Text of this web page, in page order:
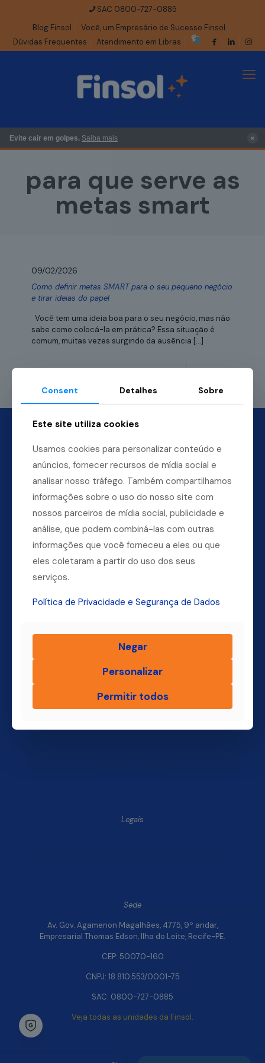
SAC 0800-727-0885
Blog Finsol
Você, um Empresário de Sucesso Finsol
Dúvidas Frequentes
Atendimento em Libras
Evite cair em golpes. Saiba mais ×
para que serve as
metas smart
09/02/2026
Como definir metas SMART para o seu pequeno negócio
e tirar ideias do papel
Você tem uma ideia boa para o seu negócio, mas não
sabe como colocá-la em prática? Essa situação é
comum, muitas vezes surgindo da ausência […]
Leia mais
Dúvidas? Ligue para a nossa central.
(11) 4004-3500
Home
Quem Somos
Blog Finsol
Onde Estamos
Legais
Sede
Av. Gov. Agamenon Magalhães, 4775, 9º andar,
Empresarial Thomas Edson, Ilha do Leite, Recife-PE.
CEP: 50070-160
CNPJ: 18.810.553/0001-75
SAC: 0800-727-0885
Veja todas as unidades da Finsol.
Consent Detalhes Sobre
Este site utiliza cookies
Usamos cookies para personalizar conteúdo e
anúncios, fornecer recursos de mídia social e
analisar nosso tráfego. Também compartilhamos
informações sobre o uso do nosso site com
nossos parceiros de mídia social, publicidade e
análise, que podem combiná-las com outras
informações que você forneceu a eles ou que
eles coletaram a partir do uso dos seus
serviços.
Política de Privacidade e Segurança de Dados
Negar
Personalizar
Permitir todos